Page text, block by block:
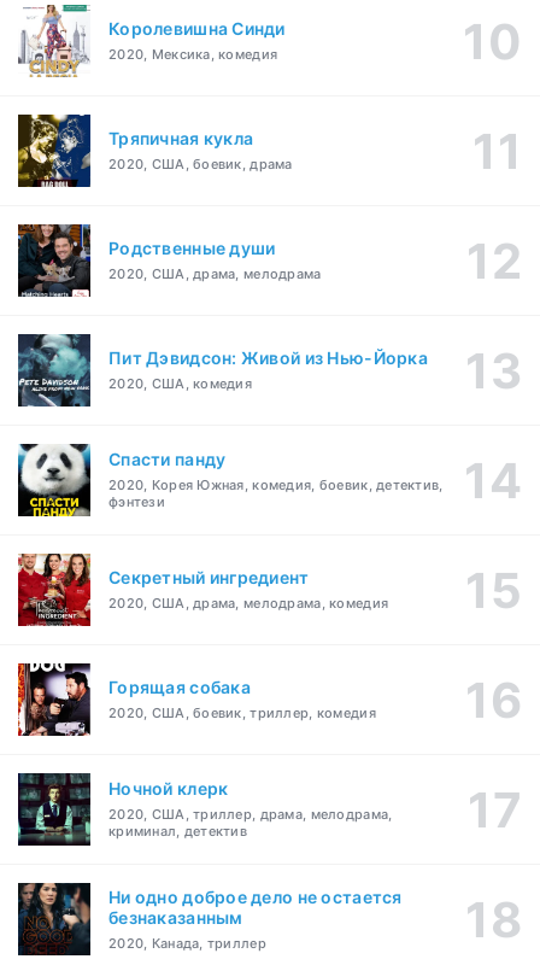
Королевишна Синди
2020, Мексика, комедия
Тряпичная кукла
2020, США, боевик, драма
Родственные души
2020, США, драма, мелодрама
Пит Дэвидсон: Живой из Нью-Йорка
2020, США, комедия
Спасти панду
2020, Корея Южная, комедия, боевик, детектив,
фэнтези
Секретный ингредиент
2020, США, драма, мелодрама, комедия
Горящая собака
2020, США, боевик, триллер, комедия
Ночной клерк
2020, США, триллер, драма, мелодрама,
криминал, детектив
Ни одно доброе дело не остается
безнаказанным
2020, Канада, триллер